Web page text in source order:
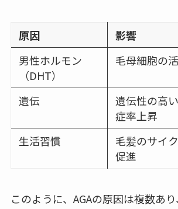
原因
影響
男性ホルモン
（DHT）
毛母細胞の
遺伝
遺伝性の高
症率上昇
生活習慣
毛髪のサイ
促進
このように、AGAの原因は複数あ